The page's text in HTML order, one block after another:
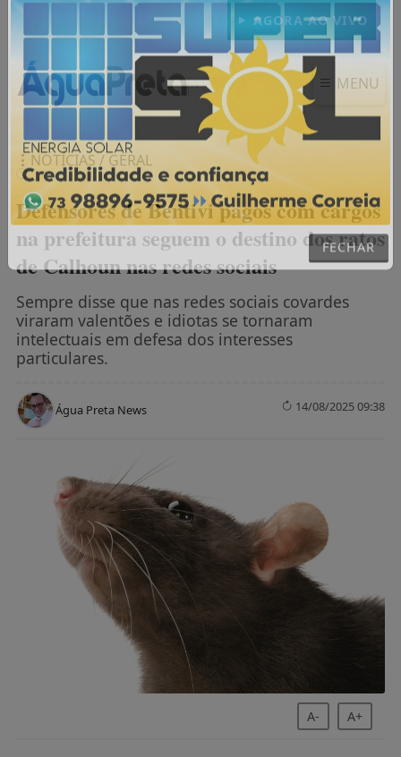
AGORA AO VIVO
MENU
FECHAR
NOTÍCIAS / GERAL
Defensores de Bentivi pagos com cargos
na prefeitura seguem o destino dos ratos
de Calhoun nas redes sociais
Sempre disse que nas redes sociais covardes
viraram valentões e idiotas se tornaram
intelectuais em defesa dos interesses
particulares.
Água Preta News 14/08/2025 09:38
A- A+